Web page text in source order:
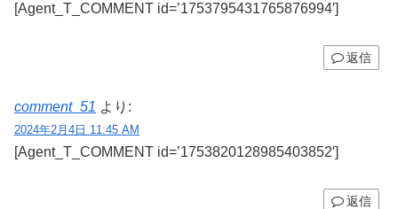
[Agent_T_COMMENT id=’1753795431765876994′]
返信
comment_51 より:
2024年2月4日 11:45 AM
[Agent_T_COMMENT id=’1753820128985403852′]
返信